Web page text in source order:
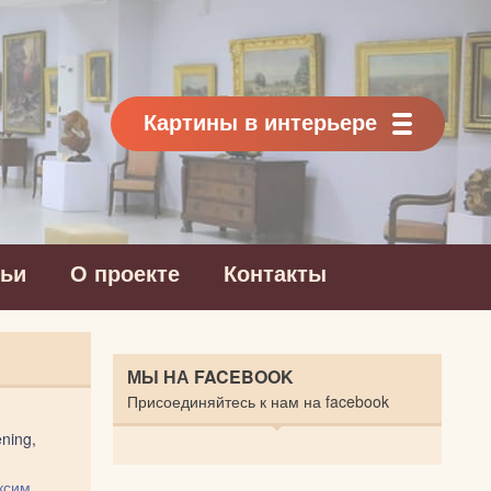
Картины в интерьере
О проекте Контакты
МЫ НА FACEBOOK
Присоединяйтесь к нам на facebook